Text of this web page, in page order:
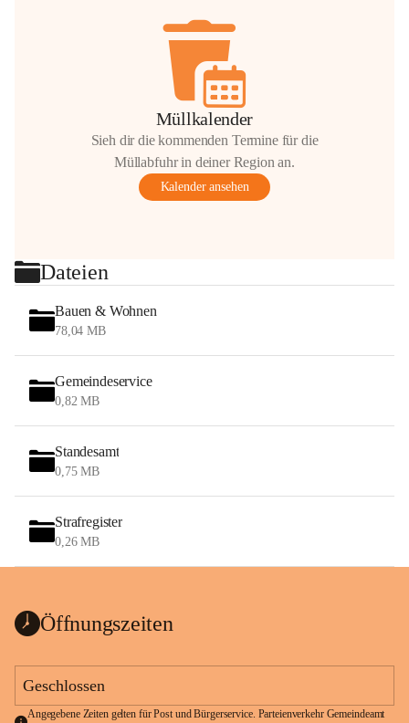
Müllkalender
Sieh dir die kommenden Termine für die
Müllabfuhr in deiner Region an.
Kalender ansehen
Dateien
Bauen & Wohnen
78,04 MB
Gemeindeservice
0,82 MB
Standesamt
0,75 MB
Strafregister
0,26 MB
Öffnungszeiten
Geschlossen
Angegebene Zeiten gelten für Post und Bürgerservice. Parteienverkehr Gemeindeamt